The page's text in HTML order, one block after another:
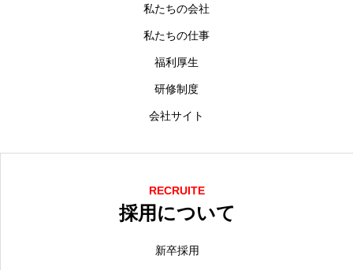
私たちの会社
私たちの仕事
福利厚生
研修制度
会社サイト
RECRUITE
採用について
新卒採用